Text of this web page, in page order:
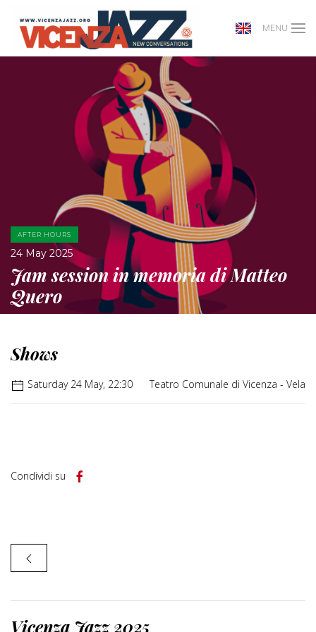
MENU
AFTER HOURS
24 May 2025
Jam session in memoria di Matteo
Quero
Shows
Saturday 24 May, 22:30 Teatro Comunale di Vicenza - Vela
Condividi su
Vicenza Jazz 2025